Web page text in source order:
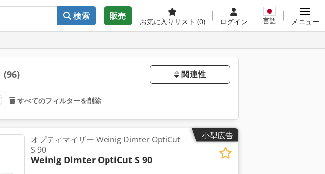
検索 販売
お気に入りリスト (0) ログイン 言語 メニュー
(96) 関連性
すべてのフィルターを削除
小型広告
オプティマイザー Weinig Dimter OptiCut
S 90
Weinig Dimter OptiCut S 90